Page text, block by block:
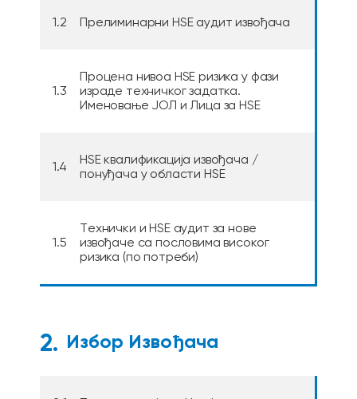
1.2 Прелиминарни НЅЕ аудит извођача
1.3
Процена нивоа HSE ризика у фази
израде техничког задатка.
Именовање ЈОЛ и Лица за НЅЕ
1.4
HSE квалификација извођача /
понуђача у области HSE
1.5
Tехнички и HSE аудит за нове
извођаче са пословима високог
ризика (по потреби)
2. Избор Извођача